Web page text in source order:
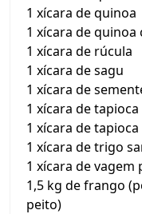
1 xícara de quinoa
1 xícara de quinoa
1 xícara de rúcula
1 xícara de sagu
1 xícara de
1 xícara de
1 xícara de
1 xícara de trigo
1 xícara de vagem
1,5 kg de frango
peito)